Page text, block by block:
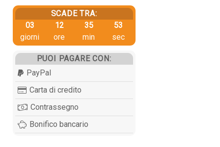
SCADE TRA:
03
giorni
12
ore
35
min
52
sec
PUOI PAGARE CON:
PayPal
Carta di credito
Contrassegno
Bonifico bancario